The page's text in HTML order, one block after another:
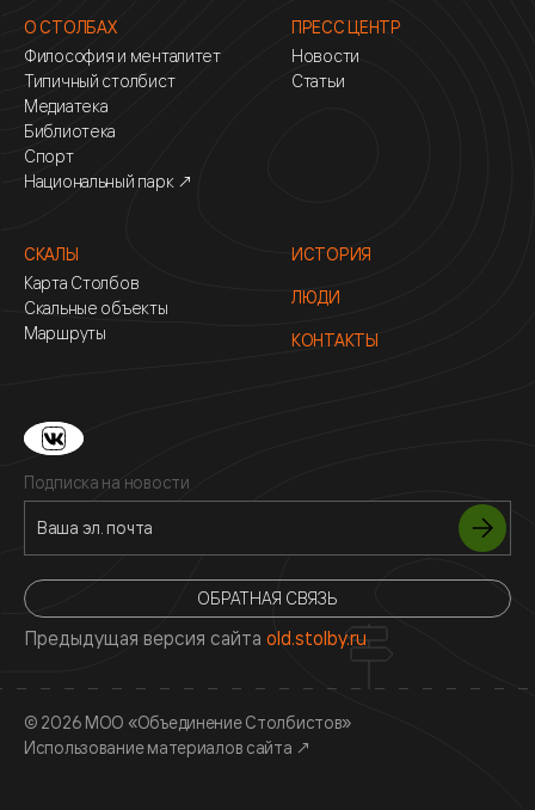
О СТОЛБАХ
Философия и менталитет
Типичный столбист
Медиатека
Библиотека
Спорт
Национальный парк ↗
ПРЕСС ЦЕНТР
Новости
Статьи
СКАЛЫ
Карта Столбов
Скальные объекты
Маршруты
ИСТОРИЯ
ЛЮДИ
КОНТАКТЫ
Подписка на новости
ОБРАТНАЯ СВЯЗЬ
Предыдущая версия сайта old.stolby.ru
© 2026 МОО «Объединение Столбистов»
Использование материалов сайта ↗